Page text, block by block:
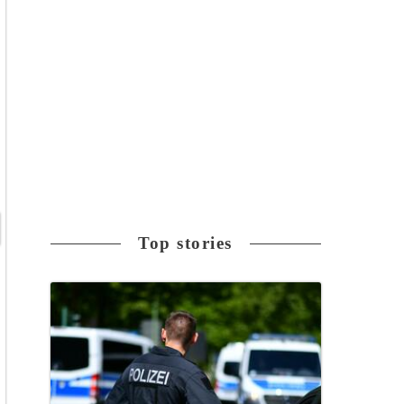
Top stories